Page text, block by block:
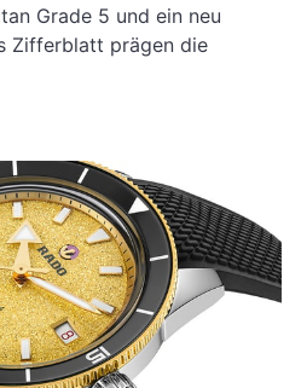
Grade 5 und ein neu
Zifferblatt prägen die